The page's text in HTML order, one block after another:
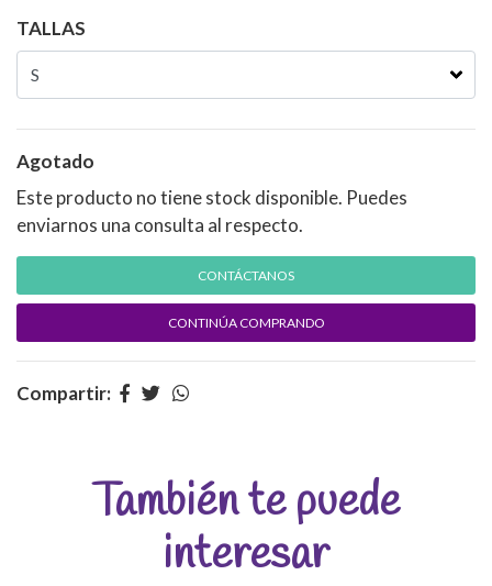
TALLAS
Agotado
Este producto no tiene stock disponible. Puedes
enviarnos una consulta al respecto.
CONTÁCTANOS
CONTINÚA COMPRANDO
Compartir:
También te puede
interesar